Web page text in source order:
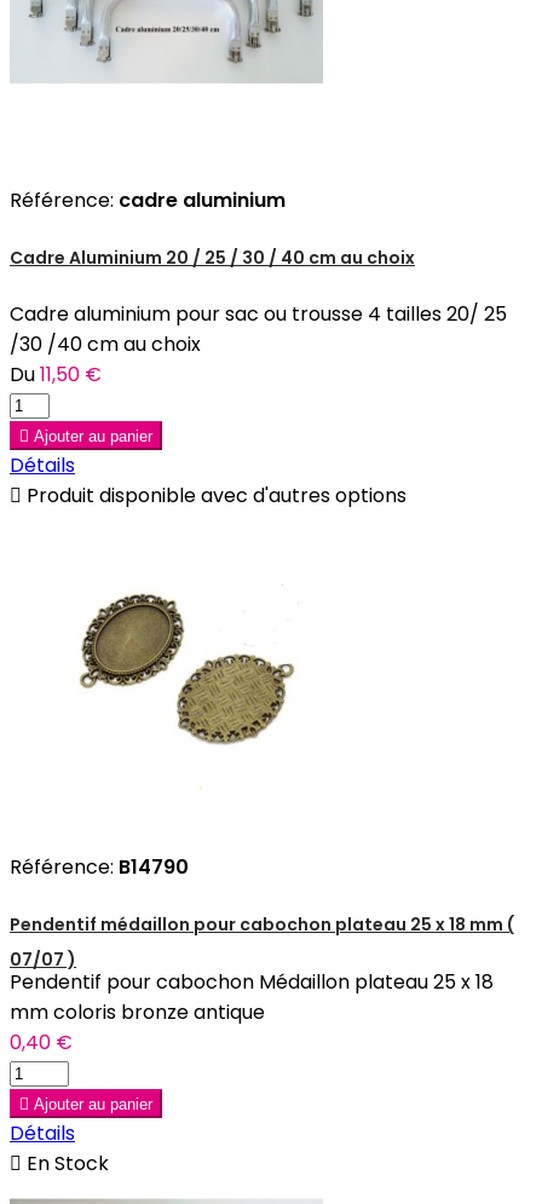
Référence: cadre aluminium
Cadre Aluminium 20 / 25 / 30 / 40 cm au choix
Cadre aluminium pour sac ou trousse 4 tailles 20/ 25
/30 /40 cm au choix
Du11,50 €
 Ajouter au panier
Détails
 Produit disponible avec d'autres options
Référence: B14790
Pendentif médaillon pour cabochon plateau 25 x 18 mm (
07/07 )
Pendentif pour cabochon Médaillon plateau 25 x 18
mm coloris bronze antique
0,40 €
 Ajouter au panier
Détails
 En Stock